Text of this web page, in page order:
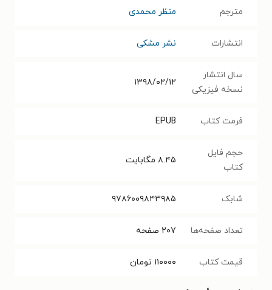
مترجم منظر محمدی
انتشارات نشر مشکی
سال انتشار
نسخه فیزیکی
۱۳۹۸/۰۲/۱۲
فرمت کتاب EPUB
حجم فایل
کتاب
۸.۴۵ مگابایت
شابک ۹۷۸۶۰۰۹۸۴۳۹۸۵
تعداد صفحه‌ها ۲۰۷ صفحه
قیمت کتاب ۱۱۰۰۰۰ تومان